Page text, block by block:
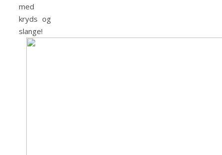
med
kryds og
slange!